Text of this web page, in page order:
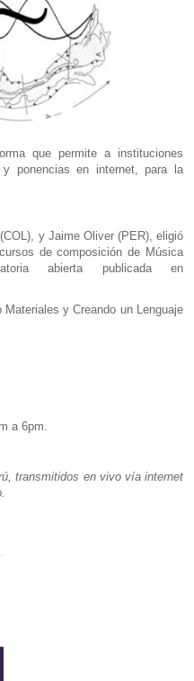
que permite a instituciones
ponencias en internet, para la
y Jaime Oliver (PER), eligió
de composición de Música
abierta publicada en
y Creando un Lenguaje
a 6pm.
transmitidos en vivo vía internet